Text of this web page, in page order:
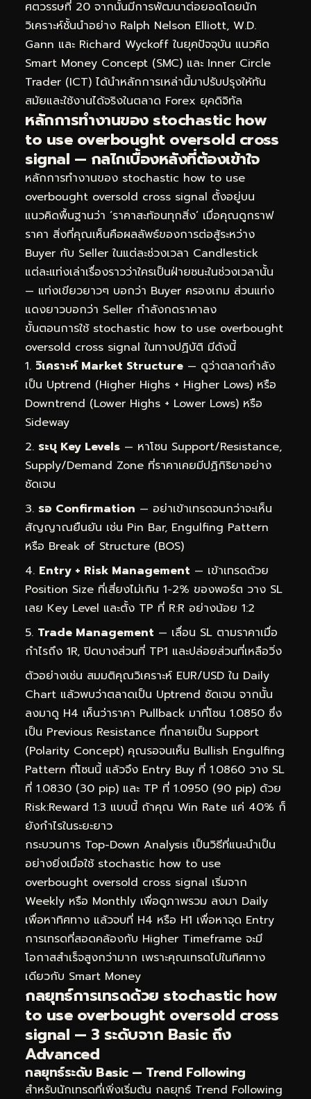
ศตวรรษที่ 20 จากนั้นมีการพัฒนาต่อยอดโดยนัก
วิเคราะห์ชั้นนำอย่าง Ralph Nelson Elliott, W.D.
Gann และ Richard Wyckoff ในยุคปัจจุบัน แนวคิด
Smart Money Concept (SMC) และ Inner Circle
Trader (ICT) ได้นำหลักการเหล่านี้มาปรับปรุงให้ทัน
สมัยและใช้งานได้จริงในตลาด Forex ยุคดิจิทัล
หลักการทำงานของ stochastic how
to use overbought oversold cross
signal — กลไกเบื้องหลังที่ต้องเข้าใจ
หลักการทำงานของ stochastic how to use
overbought oversold cross signal ตั้งอยู่บน
แนวคิดพื้นฐานว่า ‘ราคาสะท้อนทุกสิ่ง’ เมื่อคุณดูกราฟ
ราคา สิ่งที่คุณเห็นคือผลลัพธ์ของการต่อสู้ระหว่าง
Buyer กับ Seller ในแต่ละช่วงเวลา Candlestick
แต่ละแท่งเล่าเรื่องราวว่าใครเป็นฝ่ายชนะในช่วงเวลานั้น
— แท่งเขียวยาวๆ บอกว่า Buyer ครองเกม ส่วนแท่ง
แดงยาวบอกว่า Seller กำลังกดราคาลง
ขั้นตอนการใช้ stochastic how to use overbought
oversold cross signal ในทางปฏิบัติ มีดังนี้
วิเคราะห์ Market Structure — ดูว่าตลาดกำลัง
เป็น Uptrend (Higher Highs + Higher Lows) หรือ
Downtrend (Lower Highs + Lower Lows) หรือ
Sideway
ระบุ Key Levels — หาโซน Support/Resistance,
Supply/Demand Zone ที่ราคาเคยมีปฏิกิริยาอย่าง
ชัดเจน
รอ Confirmation — อย่าเข้าเทรดจนกว่าจะเห็น
สัญญาณยืนยัน เช่น Pin Bar, Engulfing Pattern
หรือ Break of Structure (BOS)
Entry + Risk Management — เข้าเทรดด้วย
Position Size ที่เสี่ยงไม่เกิน 1-2% ของพอร์ต วาง SL
เลย Key Level และตั้ง TP ที่ R:R อย่างน้อย 1:2
Trade Management — เลื่อน SL ตามราคาเมื่อ
กำไรถึง 1R, ปิดบางส่วนที่ TP1 และปล่อยส่วนที่เหลือวิ่ง
ตัวอย่างเช่น สมมติคุณวิเคราะห์ EUR/USD ใน Daily
Chart แล้วพบว่าตลาดเป็น Uptrend ชัดเจน จากนั้น
ลงมาดู H4 เห็นว่าราคา Pullback มาที่โซน 1.0850 ซึ่ง
เป็น Previous Resistance ที่กลายเป็น Support
(Polarity Concept) คุณรอจนเห็น Bullish Engulfing
Pattern ที่โซนนี้ แล้วจึง Entry Buy ที่ 1.0860 วาง SL
ที่ 1.0830 (30 pip) และ TP ที่ 1.0950 (90 pip) ด้วย
Risk:Reward 1:3 แบบนี้ ถ้าคุณ Win Rate แค่ 40% ก็
ยังกำไรในระยะยาว
กระบวนการ Top-Down Analysis เป็นวิธีที่แนะนำเป็น
อย่างยิ่งเมื่อใช้ stochastic how to use
overbought oversold cross signal เริ่มจาก
Weekly หรือ Monthly เพื่อดูภาพรวม ลงมา Daily
เพื่อหาทิศทาง แล้วจบที่ H4 หรือ H1 เพื่อหาจุด Entry
การเทรดที่สอดคล้องกับ Higher Timeframe จะมี
โอกาสสำเร็จสูงกว่ามาก เพราะคุณเทรดไปในทิศทาง
เดียวกับ Smart Money
กลยุทธ์การเทรดด้วย stochastic how
to use overbought oversold cross
signal — 3 ระดับจาก Basic ถึง
Advanced
กลยุทธ์ระดับ Basic — Trend Following
สำหรับนักเทรดที่เพิ่งเริ่มต้น กลยุทธ์ Trend Following